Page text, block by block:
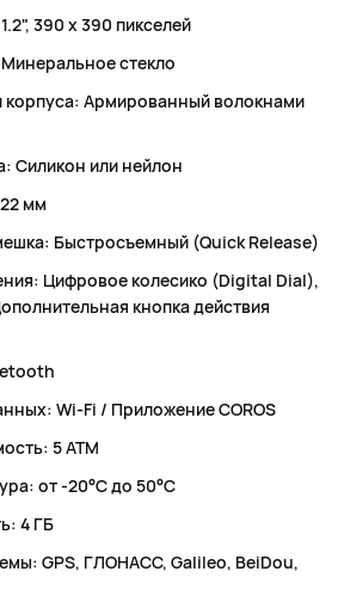
390 x 390 пикселей
стекло
корпуса: Армированный волокнами
Силикон или нейлон
мм
Быстросъемный (Quick Release)
Цифровое колесико (Digital Dial),
кнопка действия
Wi-Fi / Приложение COROS
5 ATM
от -20°C до 50°C
4 ГБ
GPS, ГЛОНАСС, Galileo, BeiDou,